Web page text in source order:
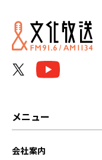
メニュー
会社案内